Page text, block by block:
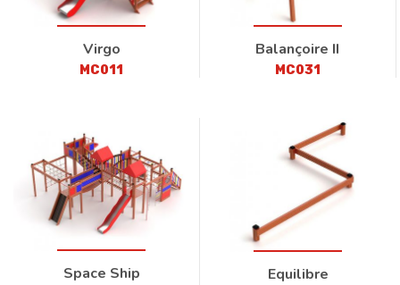
Virgo
MC011
Balançoire II
MC031
Space Ship Equilibre